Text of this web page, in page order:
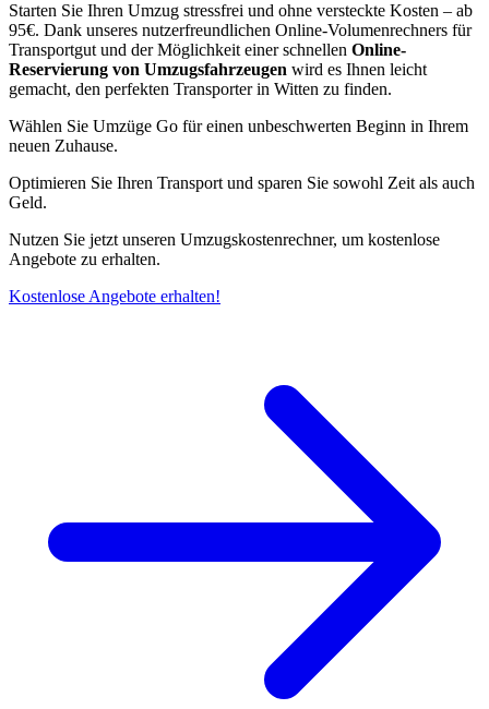
Starten Sie Ihren Umzug stressfrei und ohne versteckte Kosten – ab
95€. Dank unseres nutzerfreundlichen Online-Volumenrechners für
Transportgut und der Möglichkeit einer schnellen Online-
Reservierung von Umzugsfahrzeugen wird es Ihnen leicht
gemacht, den perfekten Transporter in Witten zu finden.
Wählen Sie Umzüge Go für einen unbeschwerten Beginn in Ihrem
neuen Zuhause.
Optimieren Sie Ihren Transport und sparen Sie sowohl Zeit als auch
Geld.
Nutzen Sie jetzt unseren Umzugskostenrechner, um kostenlose
Angebote zu erhalten.
Kostenlose Angebote erhalten!